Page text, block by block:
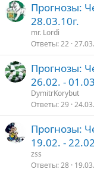
Прогнозы:
28.03.10г.
mr. Lordi
Ответы 22
Прогнозы:
26.02. -
DymitrKorybut
Ответы 29
Прогнозы:
19.02. - 22.02
zss
Ответы 28